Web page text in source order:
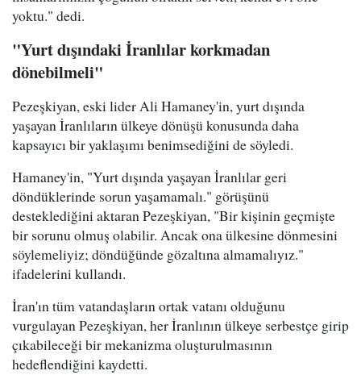
yoktu." dedi.
"Yurt dışındaki İranlılar korkmadan
dönebilmeli"
Pezeşkiyan, eski lider Ali Hamaney'in, yurt dışında
yaşayan İranlıların ülkeye dönüşü konusunda daha
kapsayıcı bir yaklaşımı benimsediğini de söyledi.
Hamaney'in, "Yurt dışında yaşayan İranlılar geri
döndüklerinde sorun yaşamamalı." görüşünü
desteklediğini aktaran Pezeşkiyan, "Bir kişinin geçmişte
bir sorunu olmuş olabilir. Ancak ona ülkesine dönmesini
söylemeliyiz; döndüğünde gözaltına almamalıyız."
ifadelerini kullandı.
İran'ın tüm vatandaşların ortak vatanı olduğunu
vurgulayan Pezeşkiyan, her İranlının ülkeye serbestçe girip
çıkabileceği bir mekanizma oluşturulmasının
hedeflendiğini kaydetti.